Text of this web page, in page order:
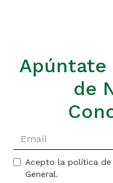
Apúntate
de
Acepto la política
General.